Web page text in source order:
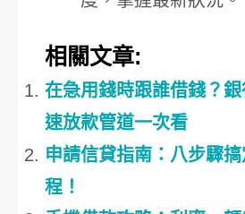
相關文章:
在急用錢時跟誰借錢？
速放款管道一次看
申請信貸指南：八步驟
程！